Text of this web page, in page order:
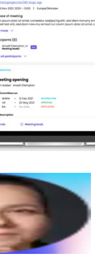
auf allen meinen
mich auf die
Updates und
die Teilnehmer
Minute noch
EHL